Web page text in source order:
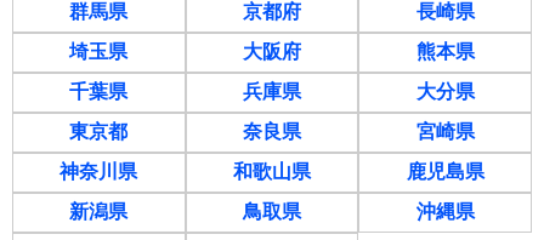
群馬県
埼玉県
千葉県
東京都
神奈川県
新潟県
京都府
大阪府
兵庫県
奈良県
和歌山県
鳥取県
長崎県
熊本県
大分県
宮崎県
鹿児島県
沖縄県